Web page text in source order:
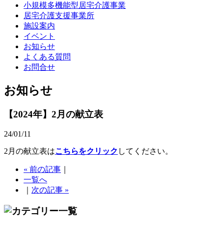
小規模多機能型居宅介護事業
居宅介護支援事業所
施設案内
イベント
お知らせ
よくある質問
お問合せ
お知らせ
【2024年】2月の献立表
24/01/11
2月の献立表はこちらをクリック してください。
« 前の記事
一覧へ
次の記事 »